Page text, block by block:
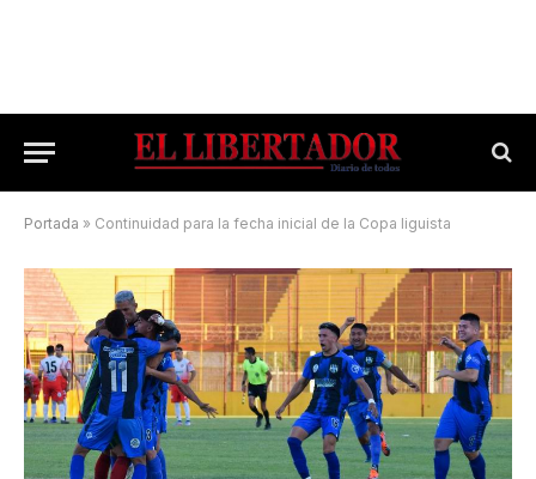
Portada » Continuidad para la fecha inicial de la Copa liguista